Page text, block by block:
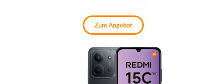
Zum Angebot